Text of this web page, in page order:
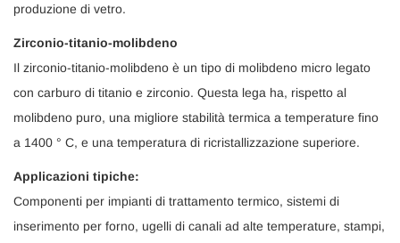
produzione di vetro.
Zirconio-titanio-molibdeno
Il zirconio-titanio-molibdeno è un tipo di molibdeno micro legato
con carburo di titanio e zirconio. Questa lega ha, rispetto al
molibdeno puro, una migliore stabilità termica a temperature fino
a 1400 ° C, e una temperatura di ricristallizzazione superiore.
Applicazioni tipiche:
Componenti per impianti di trattamento termico, sistemi di
inserimento per forno, ugelli di canali ad alte temperature, stampi,